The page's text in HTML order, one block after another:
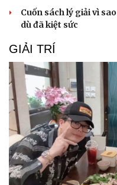
Săn Tour
check-in
Cuốn sách lý giải vì
dù đã kiệt sức
GIẢI TRÍ